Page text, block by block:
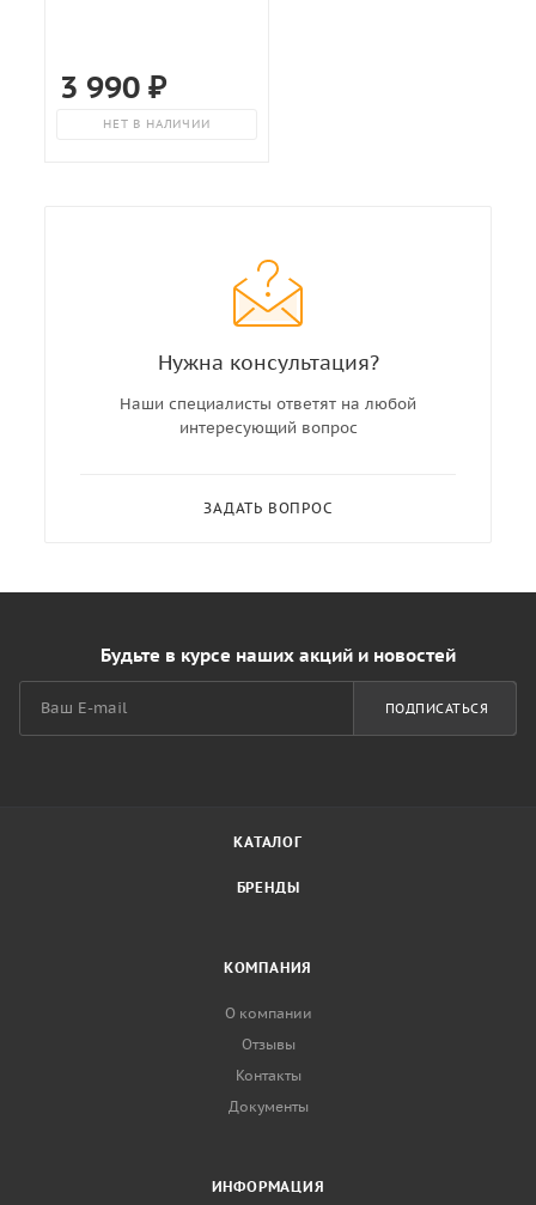
3 990₽
НЕТ В НАЛИЧИИ
Нужна консультация?
Наши специалисты ответят на любой
интересующий вопрос
ЗАДАТЬ ВОПРОС
Будьте в курсе наших акций и новостей
ПОДПИСАТЬСЯ
КАТАЛОГ
БРЕНДЫ
КОМПАНИЯ
О компании
Отзывы
Контакты
Документы
ИНФОРМАЦИЯ